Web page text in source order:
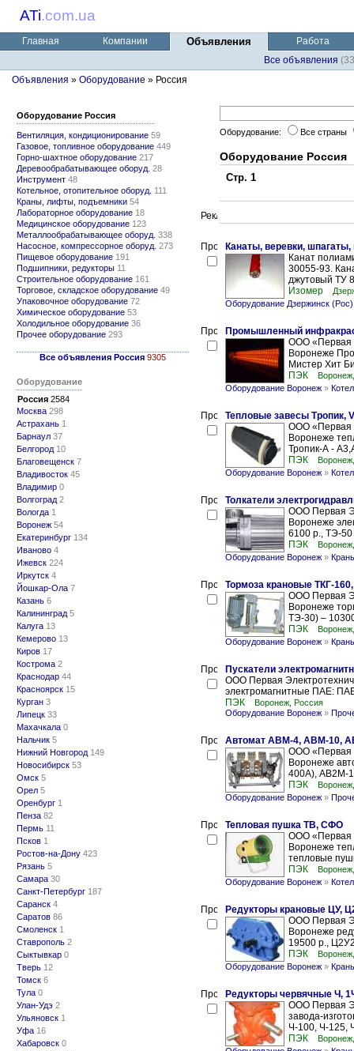
ATi.com.ua
Главная Компании Объявления
Работа
Все объявления
Объявления » Оборудование » Россия
Оборудование Россия
Вентиляция, кондиционирование 59
Газовое, топливное оборудование 449
Горно-шахтное оборудование 217
Деревообрабатывающее оборуд. 28
Инструмент 48
Котельное, отопительное оборуд. 111
Краны, лифты, подъемники 54
Лабораторное оборудование 18
Медицинское оборудование 123
Металлообрабатывающее оборуд. 338
Насосное, компрессорное оборуд. 273
Пищевое оборудование 191
Подшипники, редукторы 11
Строительное оборудование 161
Торговое, складское оборудование 49
Упаковочное оборудование 72
Химическое оборудование 53
Холодильное оборудование 36
Прочее оборудование 293
Все объявления Россия 9305
Оборудование
Россия 2584
Москва 298
Астрахань 1
Барнаул 37
Белгород 10
Благовещенск 7
Владивосток 45
Владимир 0
Волгоград 2
Вологда 1
Воронеж 54
Екатеринбург 134
Иваново 4
Ижевск 224
Иркутск 4
Йошкар-Ола 7
Казань 6
Калининград 5
Калуга 13
Кемерово 13
Киров 17
Кострома 2
Краснодар 44
Красноярск 15
Курган 3
Липецк 33
Махачкала 0
Нальчик 5
Нижний Новгород 149
Новосибирск 53
Омск 5
Орел 5
Оренбург 1
Пенза 82
Пермь 11
Псков 1
Ростов-на-Дону 423
Рязань 5
Самара 30
Санкт-Петербург 187
Саранск 4
Саратов 86
Смоленск 1
Ставрополь 2
Сыктывкар 0
Тверь 12
Томск 6
Тула 0
Улан-Удэ 2
Ульяновск 1
Уфа 16
Хабаровск 0
Оборудование: Все страны
Оборудование Россия
Стр. 1
Канаты, веревки,
Канат
30055-93.
джутовый ТУ
Изомер
Оборудование Дзержинск (Рос)
Промышленный
ООО «Первая
Воронеже
Мистер Хит
ПЭК
Оборудование Воронеж »
Тепловые завесы Тропик,
ООО «Первая
Воронеже
Тропик-А -
ПЭК
Оборудование Воронеж »
Толкатели
ООО Первая
Воронеже
6100 р., ТЭ-
ПЭК
Оборудование Воронеж »
Тормоза крановые ТКГ-
ООО Первая
Воронеже
ТЭ-30) –
ПЭК
Оборудование Воронеж »
Пускатели
ООО Первая
электромагнитные ПАЕ:
ПЭК
Воронеж, Россия
Оборудование Воронеж »
Автомат АВМ-4, АВМ-10,
ООО «Первая
Воронеже
400А), АВ2М-
ПЭК
Оборудование Воронеж »
Тепловая пушка ТВ, СФО
ООО «Первая
Воронеже
тепловые
ПЭК
Оборудование Воронеж »
Редукторы крановые ЦУ,
ООО Первая
Воронеже
19500 р.,
ПЭК
Оборудование Воронеж »
Редукторы червячные Ч,
ООО Первая
завода-
Ч-100, Ч-125,
ПЭК